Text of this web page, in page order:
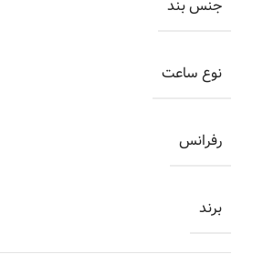
جنس بند
نوع ساعت
رفرانس
برند